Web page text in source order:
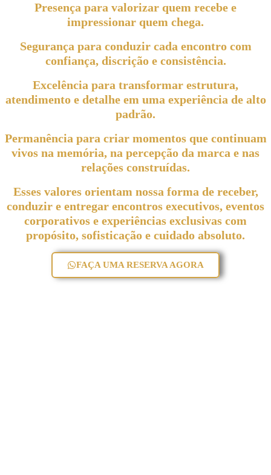
Presença para valorizar quem recebe e
impressionar quem chega.
Segurança para conduzir cada encontro com
confiança, discrição e consistência.
Excelência para transformar estrutura,
atendimento e detalhe em uma experiência de alto
padrão.
Permanência para criar momentos que continuam
vivos na memória, na percepção da marca e nas
relações construídas.
Esses valores orientam nossa forma de receber,
conduzir e entregar encontros executivos, eventos
corporativos e experiências exclusivas com
propósito, sofisticação e cuidado absoluto.
FAÇA UMA RESERVA AGORA